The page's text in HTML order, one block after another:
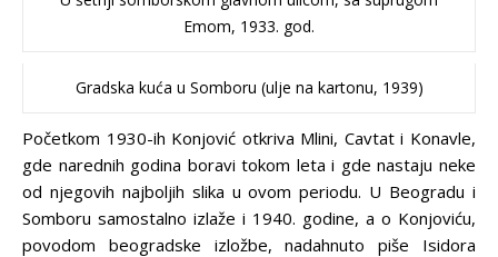
Emom, 1933. god.
Gradska kuća u Somboru (ulje na kartonu, 1939)
Početkom 1930-ih Konjović otkriva Mlini, Cavtat i Konavle,
gde narednih godina boravi tokom leta i gde nastaju neke
od njegovih najboljih slika u ovom periodu. U Beogradu i
Somboru samostalno izlaže i 1940. godine, a o Konjoviću,
povodom beogradske izložbe, nadahnuto piše Isidora